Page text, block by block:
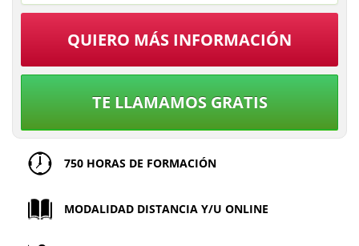
QUIERO MÁS INFORMACIÓN
TE LLAMAMOS GRATIS
750 HORAS DE FORMACIÓN
MODALIDAD DISTANCIA Y/U ONLINE